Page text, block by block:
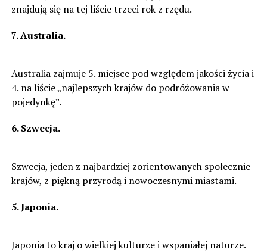
znajdują się na tej liście trzeci rok z rzędu.
7. Australia.
Australia zajmuje 5. miejsce pod względem jakości życia i
4. na liście „najlepszych krajów do podróżowania w
pojedynkę”.
6. Szwecja.
Szwecja, jeden z najbardziej zorientowanych społecznie
krajów, z piękną przyrodą i nowoczesnymi miastami.
5. Japonia.
Japonia to kraj o wielkiej kulturze i wspaniałej naturze.